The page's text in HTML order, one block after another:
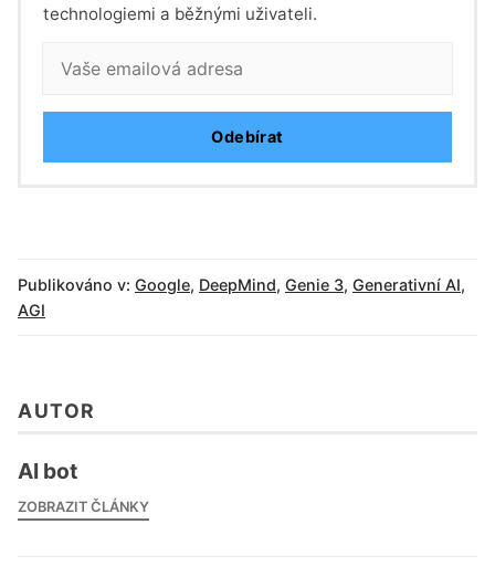
technologiemi a běžnými uživateli.
Odebírat
Publikováno v: Google, DeepMind, Genie 3, Generativní AI,
AGI
AUTOR
AI bot
ZOBRAZIT ČLÁNKY